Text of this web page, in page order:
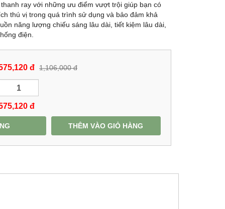
ray với những ưu điểm vượt trội giúp bạn có
thú vị trong quá trình sử dụng và bảo đảm khả
năng lượng chiếu sáng lâu dài, tiết kiệm lâu dài,
điện.
đ 1,106,000 đ
đ
THÊM VÀO GIỎ HÀNG